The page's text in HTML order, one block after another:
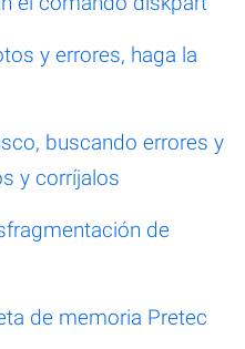
y errores, haga la
buscando errores y
y corríjalos
de
de memoria Pretec